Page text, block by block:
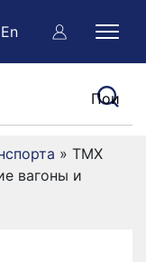
En
» ТМХ
вагоны и